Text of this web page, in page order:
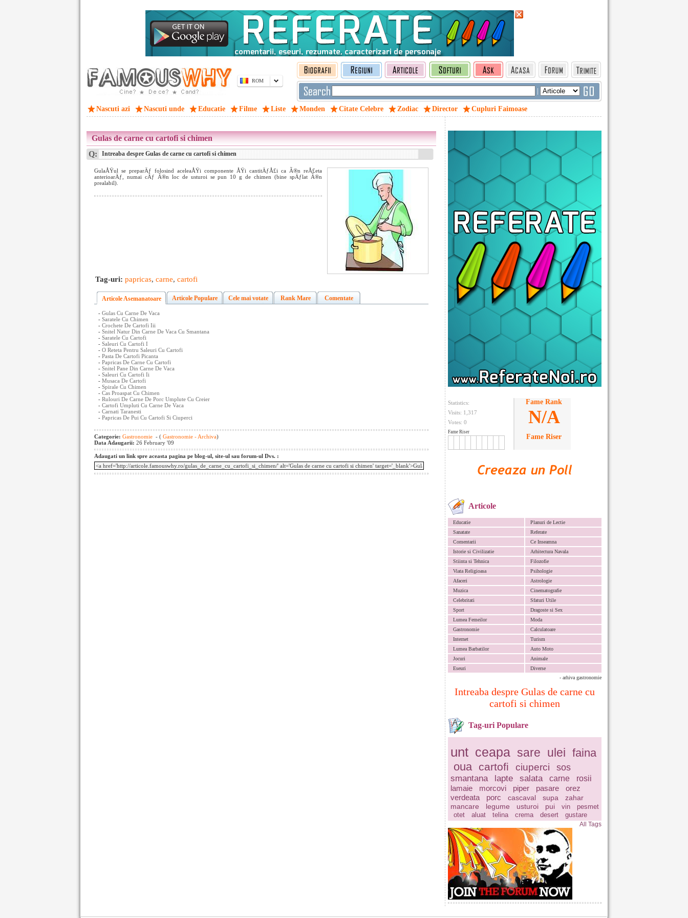
ROM
|
Nascuti azi Nascuti unde Educatie Filme Liste Monden Citate Celebre Zodiac Director Cupluri Faimoase
Statistics:
Visits: 1,317
Votes: 0
Fame Riser
Fame Rank
N/A
Fame Riser
Articole
Educatie
Planuri de Lectie
Sanatate
Referate
Comentarii
Ce Inseamna
Istorie si Civilizatie
Arhitectura Navala
Stiinta si Tehnica
Filozofie
Viata Religioasa
Psihologie
Afaceri
Astrologie
Muzica
Cinematografie
Celebritati
Sfaturi Utile
Sport
Dragoste si Sex
Lumea Femeilor
Moda
Gastronomie
Calculatoare
Internet
Turism
Lumea Barbatilor
Auto Moto
Jocuri
Animale
Eseuri
Diverse
- arhiva gastronomie
Intreaba despre Gulas de carne cu
cartofi si chimen
Tag-uri Populare
unt ceapa sare ulei faina
oua
cartofi ciuperci sos
smantana lapte salata carne
rosii
lamaie
morcovi piper pasare
orez
verdeata
porc cascaval supa
zahar
mancare
legume usturoi pui vin
pesmet
otet
aluat telina crema desert gustare
All Tags
Gulas de carne cu cartofi si chimen
Q: Intreaba despre Gulas de carne cu cartofi si chimen
GulaÅŸul se preparÄƒ folosind aceleaÅŸi componente ÅŸi cantitÄƒÅ£i ca Ã®n reÅ£eta
anterioarÄƒ, numai cÄƒ Ã®n loc de usturoi se pun 10 g de chimen (bine spÄƒlat Ã®n
prealabil).
Tag-uri: papricas, carne, cartofi
Articole Asemanatoare Articole Populare Cele mai votate Rank Mare Comentate
- Gulas Cu Carne De Vaca
- Saratele Cu Chimen
- Crochete De Cartofi Iii
- Snitel Natur Din Carne De Vaca Cu Smantana
- Saratele Cu Cartofi
- Saleuri Cu Cartofi I
- O Reteta Pentru Saleuri Cu Cartofi
- Pasta De Cartofi Picanta
- Papricas De Carne Cu Cartofi
- Snitel Pane Din Carne De Vaca
- Saleuri Cu Cartofi Ii
- Musaca De Cartofi
- Spirale Cu Chimen
- Cas Proaspat Cu Chimen
- Rulouri De Carne De Porc Umplute Cu Creier
- Cartofi Umpluti Cu Carne De Vaca
- Carnati Taranesti
- Papricas De Pui Cu Cartofi Si Ciuperci
Categorie: Gastronomie - ( Gastronomie - Archiva)
Data Adaugarii: 26 February '09
Adaugati un link spre aceasta pagina pe blog-ul, site-ul sau forum-ul Dvs. :